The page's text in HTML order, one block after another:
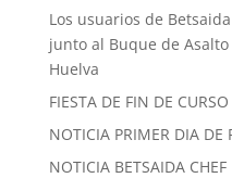
Los usuarios de
junto al Buque de
Huelva
FIESTA DE FIN DE
NOTICIA PRIMER DIA DE
NOTICIA BETSAIDA CHEF